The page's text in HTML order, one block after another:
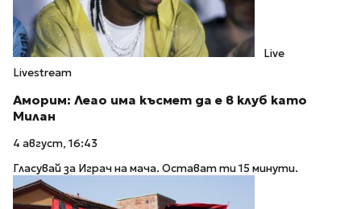
Live
Livestream
Аморим: Леао има късмет да е в клуб като
Милан
4 август, 16:43
Гласувай за Играч на мача. Остават ти 15 минути.